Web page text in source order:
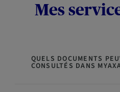
Mes
QUELS DOCUMENTS
CONSULTÉS DANS